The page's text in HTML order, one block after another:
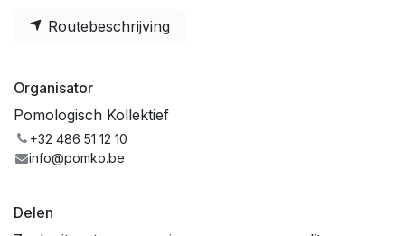
Routebeschrijving
Organisator
Pomologisch Kollektief
+32 486 51 12 10
info@pomko.be
Delen